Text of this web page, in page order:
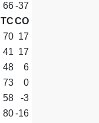
66-37
TCCO
70 17
41 17
48
6
73
0
58
-3
80-16